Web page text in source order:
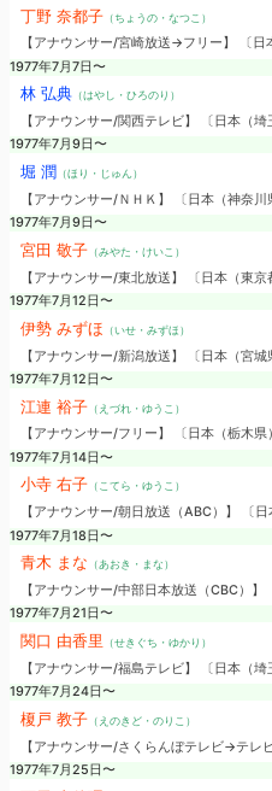
丁野 奈都子（ちょうの・なつこ）
【アナウンサー/宮崎放送→フリー】 〔日
1977年7月7日〜
林 弘典（はやし・ひろのり）
【アナウンサー/関西テレビ】 〔日本（埼
1977年7月9日〜
堀 潤 （ほり・じゅん）
【アナウンサー/ＮＨＫ】 〔日本（神奈川
1977年7月9日〜
宮田 敬子（みやた・けいこ）
【アナウンサー/東北放送】 〔日本（東京
1977年7月12日〜
伊勢 みずほ （いせ・みずほ）
【アナウンサー/新潟放送】 〔日本（宮城
1977年7月12日〜
江連 裕子（えづれ・ゆうこ）
【アナウンサー/フリー】 〔日本（栃木県
1977年7月14日〜
小寺 右子（こてら・ゆうこ）
【アナウンサー/朝日放送（ABC）】 〔日
1977年7月18日〜
青木 まな （あおき・まな）
【アナウンサー/中部日本放送（CBC）】
1977年7月21日〜
関口 由香里 （せきぐち・ゆかり）
【アナウンサー/福島テレビ】 〔日本（埼
1977年7月24日〜
榎戸 教子（えのきど・のりこ）
【アナウンサー/さくらんぼテレビ→テレ
1977年7月25日〜